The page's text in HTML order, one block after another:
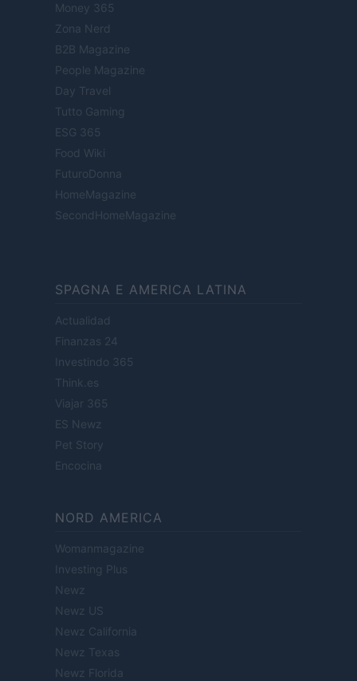
Money 365
Zona Nerd
B2B Magazine
People Magazine
Day Travel
Tutto Gaming
ESG 365
Food Wiki
FuturoDonna
HomeMagazine
SecondHomeMagazine
SPAGNA E AMERICA LATINA
Actualidad
Finanzas 24
Investindo 365
Think.es
Viajar 365
ES Newz
Pet Story
Encocina
NORD AMERICA
Womanmagazine
Investing Plus
Newz
Newz US
Newz California
Newz Texas
Newz Florida